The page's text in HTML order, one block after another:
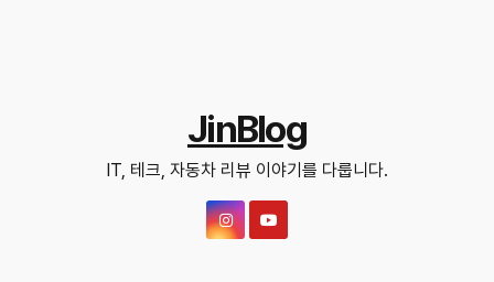
JinBlog
IT, 테크, 자동차 리뷰 이야기를 다룹니다.